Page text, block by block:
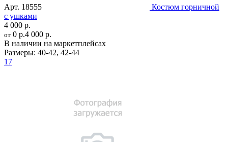
Арт. 18555
Костюм горничной
с ушками
4 000 р.
от 0 р.4 000 р.
В наличии на маркетплейсах
Размеры: 40-42, 42-44
17